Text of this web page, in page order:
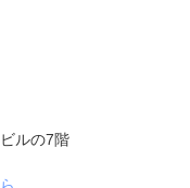
ルの7階